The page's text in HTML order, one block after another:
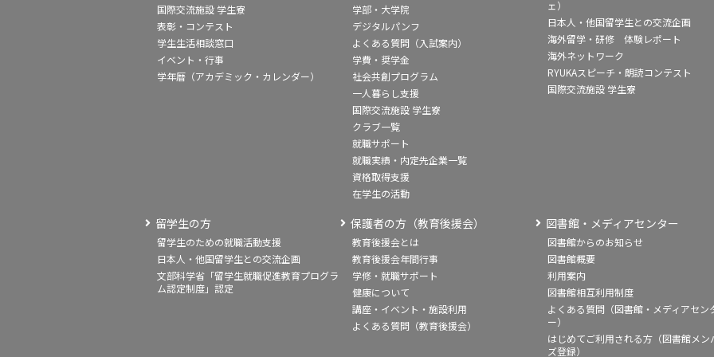
国際交流施設 学生寮
表彰・コンテスト
学生生活相談窓口
イベント・行事
学年暦（アカデミック・カレンダー）
学部・大学院
デジタルパンフ
よくある質問（入試案内）
学費・奨学金
社会共創プログラム
一人暮らし支援
国際交流施設 学生寮
クラブ一覧
就職サポート
就職実績・内定先企業一覧
資格取得支援
在学生の活動
ェ）
日本人・他国留学生との交流企画
海外留学・研修 体験レポート
海外ネットワーク
RYUKAスピーチ・朗読コンテスト
国際交流施設 学生寮
留学生の方
留学生のための就職活動支援
日本人・他国留学生との交流企画
文部科学省「留学生就職促進教育プログラ
ム認定制度」認定
保護者の方（教育後援会）
教育後援会とは
教育後援会年間行事
学修・就職サポート
健康について
講座・イベント・施設利用
よくある質問（教育後援会）
図書館・メディアセンター
図書館からのお知らせ
図書館概要
利用案内
図書館相互利用制度
よくある質問（図書館・メディアセン
ー）
はじめてご利用される方（図書館メン
ズ登録）